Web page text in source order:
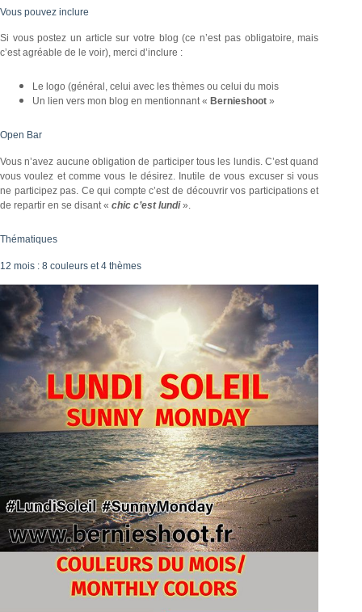
Vous pouvez inclure
Si vous postez un article sur votre blog (ce n’est pas obligatoire, mais
c’est agréable de le voir), merci d’inclure :
Le logo (général, celui avec les thèmes ou celui du mois
Un lien vers mon blog en mentionnant « Bernieshoot »
Open Bar
Vous n’avez aucune obligation de participer tous les lundis. C’est quand
vous voulez et comme vous le désirez. Inutile de vous excuser si vous
ne participez pas. Ce qui compte c’est de découvrir vos participations et
de repartir en se disant « chic c’est lundi».
Thématiques
12 mois : 8 couleurs et 4 thèmes